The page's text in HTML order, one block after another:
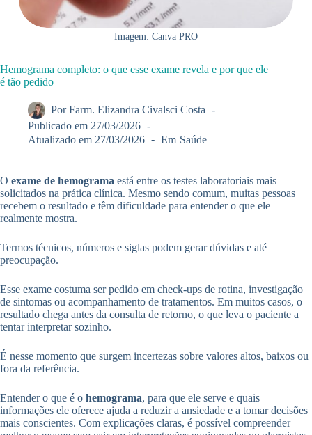
Imagem: Canva PRO
Hemograma completo: o que esse exame revela e por que ele
é tão pedido
Por Farm. Elizandra Civalsci Costa
Publicado em 27/03/2026
Atualizado em 27/03/2026 Em Saúde
O exame de hemograma está entre os testes laboratoriais mais
solicitados na prática clínica. Mesmo sendo comum, muitas pessoas
recebem o resultado e têm dificuldade para entender o que ele
realmente mostra.
Termos técnicos, números e siglas podem gerar dúvidas e até
preocupação.
Esse exame costuma ser pedido em check-ups de rotina, investigação
de sintomas ou acompanhamento de tratamentos. Em muitos casos, o
resultado chega antes da consulta de retorno, o que leva o paciente a
tentar interpretar sozinho.
É nesse momento que surgem incertezas sobre valores altos, baixos ou
fora da referência.
Entender o que é o hemograma, para que ele serve e quais
informações ele oferece ajuda a reduzir a ansiedade e a tomar decisões
mais conscientes. Com explicações claras, é possível compreender